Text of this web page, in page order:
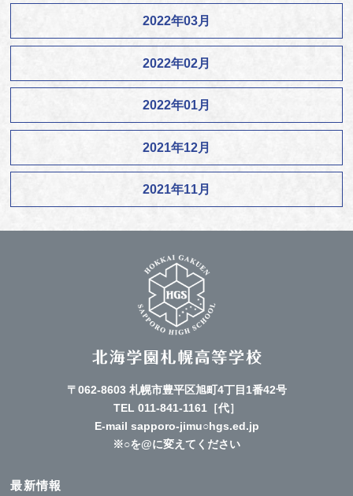
2022年03月
2022年02月
2022年01月
2021年12月
2021年11月
〒062-8603 札幌市豊平区旭町4丁目1番42号
TEL 011-841-1161［代］
E-mail sapporo-jimu○hgs.ed.jp
※○を@に変えてください
最新情報